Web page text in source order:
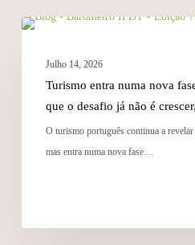
Julho 14, 2026
Turismo entra numa nova
que o desafio já não é
O turismo português continua a
mas entra numa nova fase…